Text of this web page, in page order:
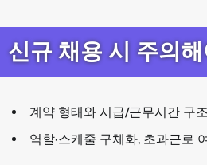
신규 채용 시 주의
계약 형태와 시급/근무시간 구
역할·스케줄 구체화, 초과근로